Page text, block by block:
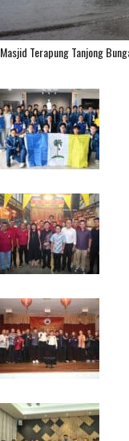
Masjid Terapung Tanjong